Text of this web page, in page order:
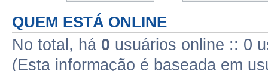
QUEM ESTÁ ONLINE
No total, há 0 usuários online :: 0
(Esta informação é baseada em